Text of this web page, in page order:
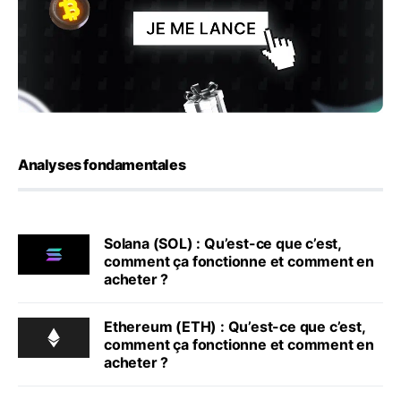
Analyses fondamentales
Solana (SOL) : Qu’est-ce que c’est,
comment ça fonctionne et comment en
acheter ?
Ethereum (ETH) : Qu’est-ce que c’est,
comment ça fonctionne et comment en
acheter ?